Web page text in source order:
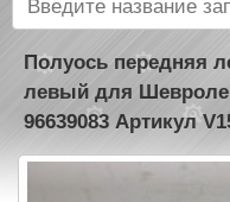
Полуось передняя
левый для Шевроле
96639083 Артикул